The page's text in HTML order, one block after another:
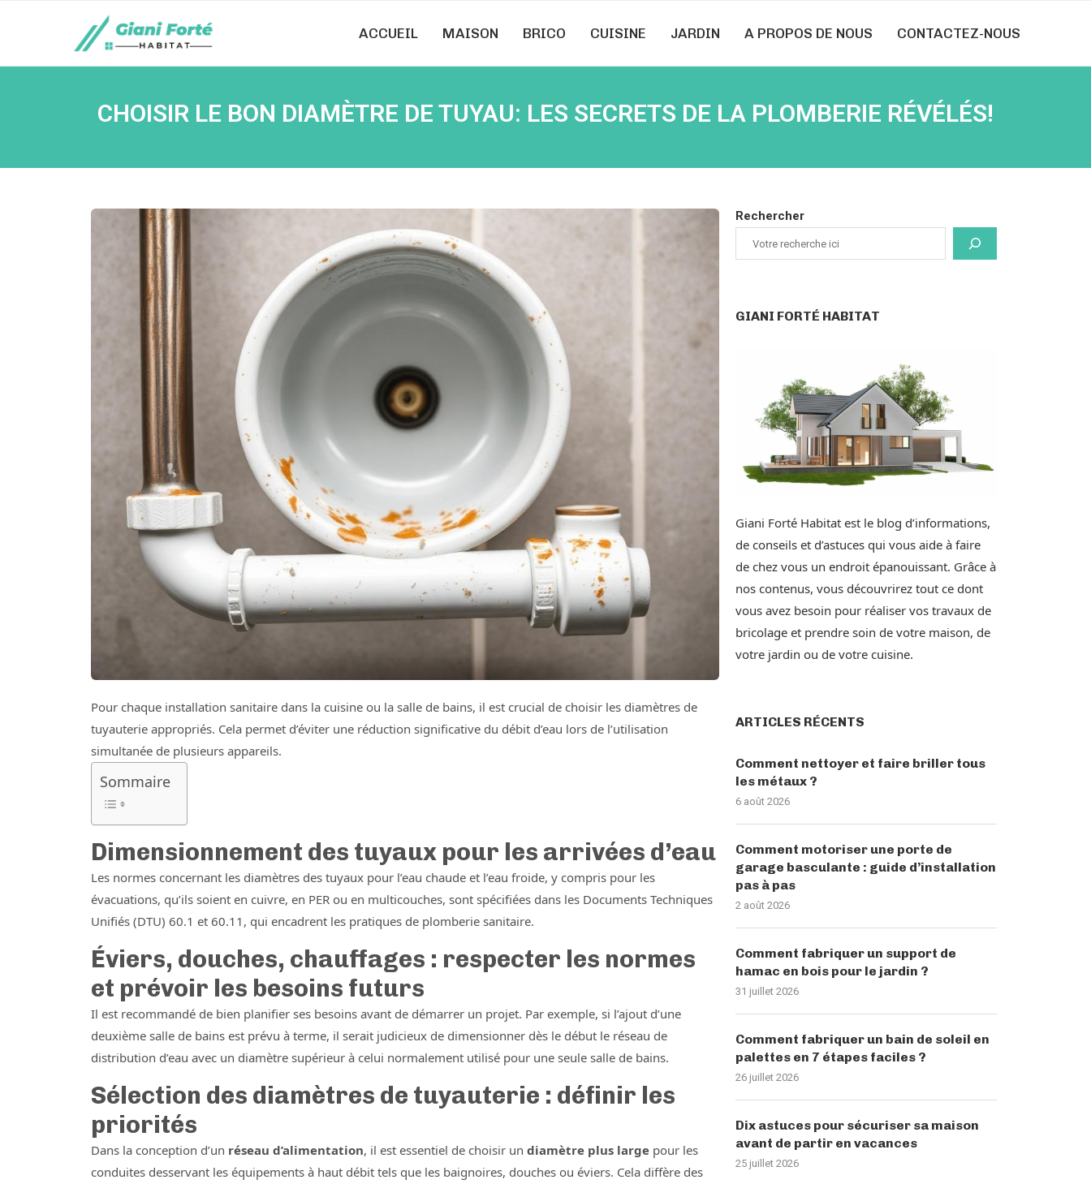
ACCUEIL MAISON BRICO CUISINE JARDIN A PROPOS DE NOUS CONTACTEZ-NOUS
CHOISIR LE BON DIAMÈTRE DE TUYAU: LES SECRETS DE LA PLOMBERIE RÉVÉLÉS!
Pour chaque installation sanitaire dans la cuisine ou la salle de bains, il est crucial de choisir les diamètres de
tuyauterie appropriés. Cela permet d’éviter une réduction significative du débit d’eau lors de l’utilisation
simultanée de plusieurs appareils.
Sommaire
Dimensionnement des tuyaux pour les arrivées d’eau
Les normes concernant les diamètres des tuyaux pour l’eau chaude et l’eau froide, y compris pour les
évacuations, qu’ils soient en cuivre, en PER ou en multicouches, sont spécifiées dans les Documents Techniques
Unifiés (DTU) 60.1 et 60.11, qui encadrent les pratiques de plomberie sanitaire.
Éviers, douches, chauffages : respecter les normes
et prévoir les besoins futurs
Il est recommandé de bien planifier ses besoins avant de démarrer un projet. Par exemple, si l’ajout d’une
deuxième salle de bains est prévu à terme, il serait judicieux de dimensionner dès le début le réseau de
distribution d’eau avec un diamètre supérieur à celui normalement utilisé pour une seule salle de bains.
Sélection des diamètres de tuyauterie : définir les
priorités
Dans la conception d’un réseau d’alimentation, il est essentiel de choisir un diamètre plus large pour les
conduites desservant les équipements à haut débit tels que les baignoires, douches ou éviers. Cela diffère des
Rechercher
GIANI FORTÉ HABITAT
Giani Forté Habitat est le blog d’informations,
de conseils et d’astuces qui vous aide à faire
de chez vous un endroit épanouissant. Grâce à
nos contenus, vous découvrirez tout ce dont
vous avez besoin pour réaliser vos travaux de
bricolage et prendre soin de votre maison, de
votre jardin ou de votre cuisine.
ARTICLES RÉCENTS
Comment nettoyer et faire briller tous
les métaux ?
6 août 2026
Comment motoriser une porte de
garage basculante : guide d’installation
pas à pas
2 août 2026
Comment fabriquer un support de
hamac en bois pour le jardin ?
31 juillet 2026
Comment fabriquer un bain de soleil en
palettes en 7 étapes faciles ?
26 juillet 2026
Dix astuces pour sécuriser sa maison
avant de partir en vacances
25 juillet 2026